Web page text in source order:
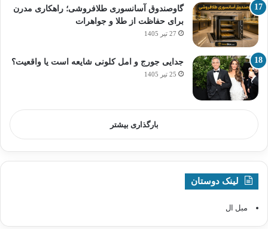
گاوصندوق آسانسوری طلافروشی؛ راهکاری مدرن
برای حفاظت از طلا و جواهرات
27 تیر 1405
جدایی جورج و امل کلونی شایعه است یا واقعیت؟
25 تیر 1405
بارگذاری بیشتر
لینک دوستان
مبل ال